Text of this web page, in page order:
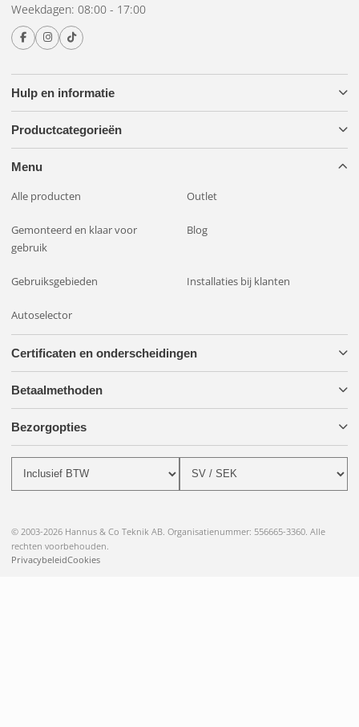
Hulp en informatie
Productcategorieën
Menu
Alle producten Outlet
Gemonteerd en klaar voor
gebruik
Blog
Gebruiksgebieden Installaties bij klanten
Autoselector
Weekdagen: 08:00 - 17:00
Certificaten en onderscheidingen
Betaalmethoden
Bezorgopties
© 2003-2026 Hannus & Co Teknik AB. Organisatienummer: 556665-3360. Alle
rechten voorbehouden.
PrivacybeleidCookies